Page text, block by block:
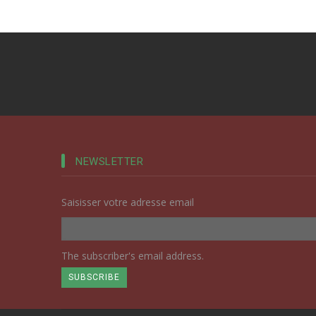
NEWSLETTER
Saisisser votre adresse email
The subscriber's email address.